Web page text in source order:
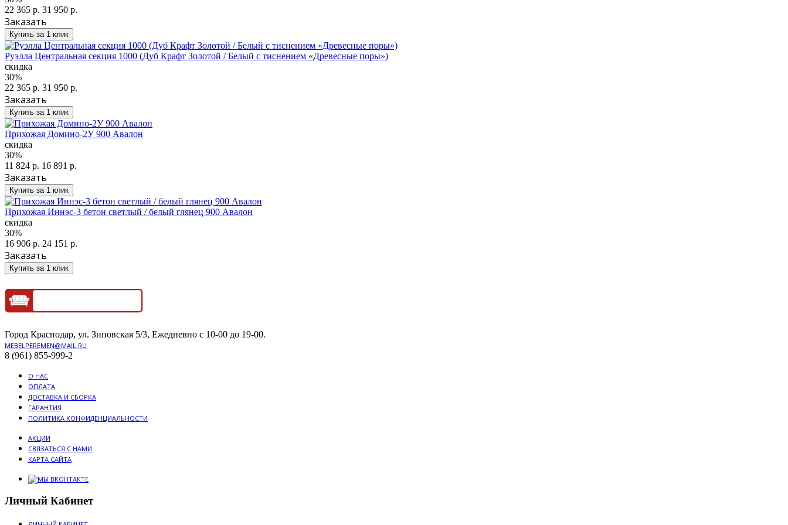
22 365 р. 31 950 р.
Заказать
Купить за 1 клик
Руэлла Центральная секция 1000 (Дуб Крафт Золотой / Белый с тиснением «Древесные поры»)
скидка
30%
22 365 р. 31 950 р.
Заказать
Купить за 1 клик
Прихожая Домино-2У 900 Авалон
скидка
30%
11 824 р. 16 891 р.
Заказать
Купить за 1 клик
Прихожая Иннэс-3 бетон светлый / белый глянец 900 Авалон
скидка
30%
16 906 р. 24 151 р.
Заказать
Купить за 1 клик
Город Краснодар, ул. Зиповская 5/3, Ежедневно с 10-00 до 19-00.
MEBELPEREMEN@MAIL.RU
8 (961) 855-999-2
О НАС
ОПЛАТА
ДОСТАВКА И СБОРКА
ГАРАНТИЯ
ПОЛИТИКА КОНФИДЕНЦИАЛЬНОСТИ
АКЦИИ
СВЯЗАТЬСЯ С НАМИ
КАРТА САЙТА
Личный Кабинет